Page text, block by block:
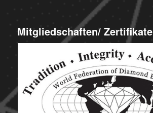
Mitgliedschaften/ Zertifikate